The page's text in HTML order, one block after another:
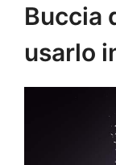
Buccia
usarlo